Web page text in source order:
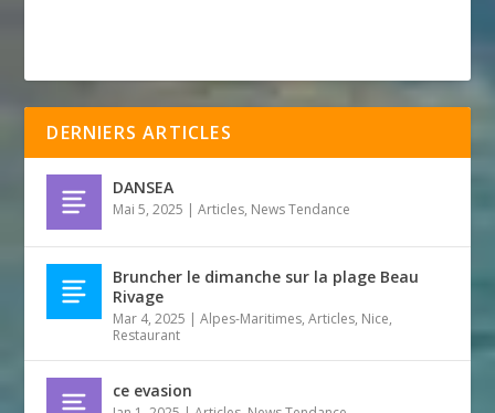
DERNIERS ARTICLES
DANSEA
Mai 5, 2025 |Articles, News Tendance
Bruncher le dimanche sur la plage Beau
Rivage
Mar 4, 2025 |Alpes-Maritimes,Articles, Nice,
Restaurant
ce evasion